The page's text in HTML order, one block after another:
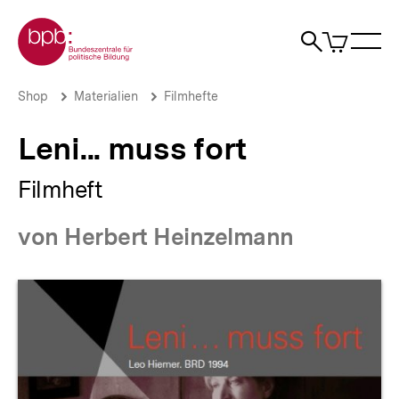
zum
Seiteninhalt
springen
Zur Startseite der bpb
Suche
Artikel
im
Leni...
bpb.de
Brotkrümelnavigation
Pfadnavigation
Shop Materialien Filmhefte
Leni... muss fort
Filmheft
von Herbert Heinzelmann
Produktvorschau